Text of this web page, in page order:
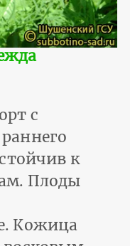
с
к
Плоды
Кожица